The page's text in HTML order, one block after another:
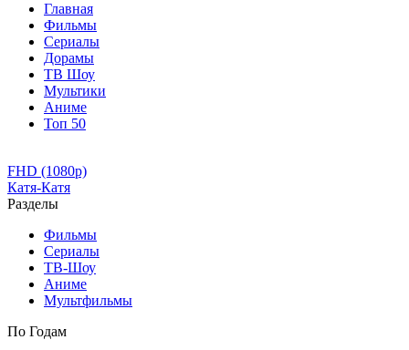
Главная
Фильмы
Сериалы
Дорамы
ТВ Шоу
Мультики
Аниме
Топ 50
FHD (1080p)
Катя-Катя
Разделы
Фильмы
Сериалы
ТВ-Шоу
Аниме
Мультфильмы
По Годам